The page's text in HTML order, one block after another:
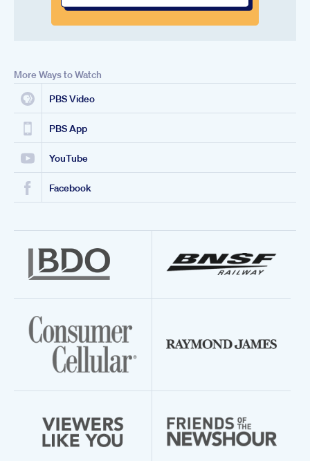
More Ways to Watch
PBS Video
PBS App
YouTube
Facebook